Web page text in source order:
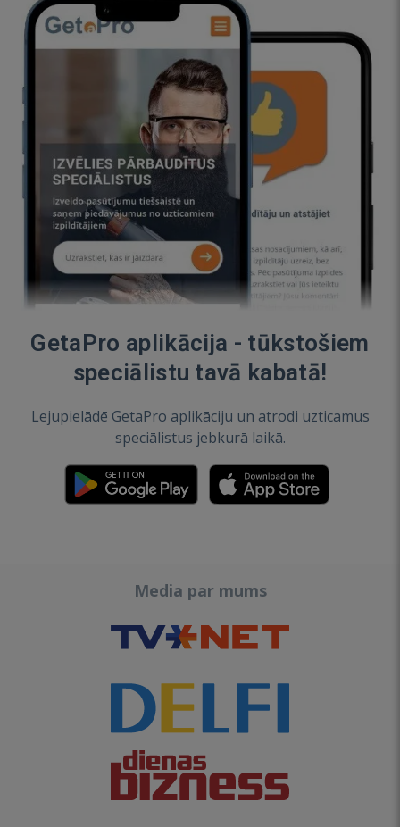
GetaPro aplikācija - tūkstošiem
speciālistu tavā kabatā!
Lejupielādē GetaPro aplikāciju un atrodi uzticamus
speciālistus jebkurā laikā.
Media par mums